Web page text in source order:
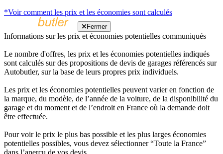
*Voir comment les prix et les économies sont calculés
Fermer
Informations sur les prix et économies potentielles communiqués
Le nombre d'offres, les prix et les économies potentielles indiqués
sont calculés sur des propositions de devis de garages référencés sur
Autobutler, sur la base de leurs propres prix individuels.
Les prix et les économies potentielles peuvent varier en fonction de
la marque, du modèle, de l’année de la voiture, de la disponibilité du
garage et du moment et de l’endroit en France où la demande doit
être effectuée.
Pour voir le prix le plus bas possible et les plus larges économies
potentielles possibles, vous devez sélectionner “Toute la France”
dans l’aperçu de vos devis.